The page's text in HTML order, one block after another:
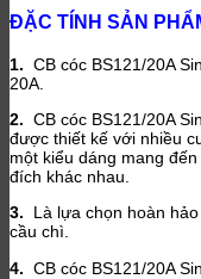
ĐẶC TÍNH SẢN
1. CB cóc BS121/20A
20A.
2. CB cóc BS121/20A
được thiết kế với nhiều
một kiểu dáng mang
đích khác nhau.
3. Là lựa chọn hoàn
cầu chì.
4. CB cóc BS121/20A